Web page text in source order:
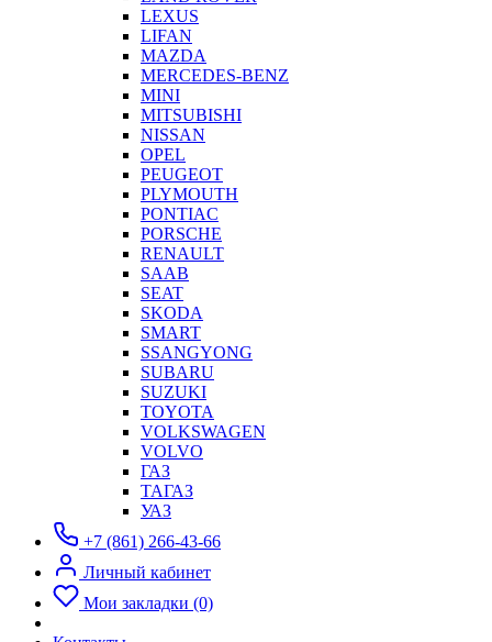
LEXUS
LIFAN
MAZDA
MERCEDES-BENZ
MINI
MITSUBISHI
NISSAN
OPEL
PEUGEOT
PLYMOUTH
PONTIAC
PORSCHE
RENAULT
SAAB
SEAT
SKODA
SMART
SSANGYONG
SUBARU
SUZUKI
TOYOTA
VOLKSWAGEN
VOLVO
ГАЗ
ТАГАЗ
УАЗ
+7 (861) 266-43-66
Личный кабинет
Мои закладки (0)